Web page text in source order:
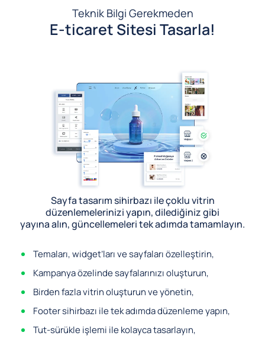
Teknik Bilgi Gerekmeden
E-ticaret Sitesi Tasarla!
Sayfa tasarım sihirbazı ile çoklu vitrin
düzenlemelerinizi yapın, dilediğiniz gibi
yayına alın, güncellemeleri tek adımda tamamlayın.
Temaları, widget’ları ve sayfaları özelleştirin,
Kampanya özelinde sayfalarınızı oluşturun,
Birden fazla vitrin oluşturun ve yönetin,
Footer sihirbazı ile tek adımda düzenleme yapın,
Tut-sürükle işlemi ile kolayca tasarlayın,